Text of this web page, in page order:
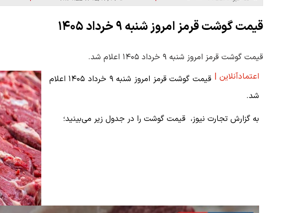
قیمت گوشت قرمز امروز شنبه ۹ خرداد ۱۴۰۵
قیمت گوشت قرمز امروز شنبه ۹ خرداد ۱۴۰۵ اعلام شد.
اعتمادآنلاین |
قیمت گوشت قرمز امروز شنبه ۹ خرداد ۱۴۰۵ اعلام
شد.
به گزارش تجارت نیوز، قیمت گوشت را در جدول زیر می‌بینید؛